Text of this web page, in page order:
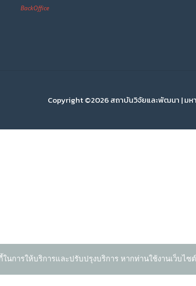
BackOffice
Copyright ©2026 สถาบันวิจัยและพัฒนา | ม
ในการให้บริการและปรับปรุงบริการ หากท่านใช้งานเว็บไ